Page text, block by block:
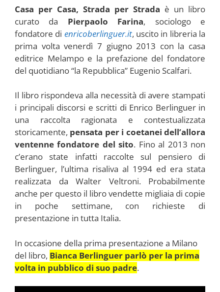
Casa per Casa, Strada per Strada è un libro
curato da Pierpaolo Farina, sociologo e
fondatore di enricoberlinguer.it, uscito in libreria la
prima volta venerdì 7 giugno 2013 con la casa
editrice Melampo e la prefazione del fondatore
del quotidiano “la Repubblica” Eugenio Scalfari.
Il libro rispondeva alla necessità di avere stampati
i principali discorsi e scritti di Enrico Berlinguer in
una raccolta ragionata e contestualizzata
storicamente, pensata per i coetanei dell’allora
ventenne fondatore del sito. Fino al 2013 non
c’erano state infatti raccolte sul pensiero di
Berlinguer, l’ultima risaliva al 1994 ed era stata
realizzata da Walter Veltroni. Probabilmente
anche per questo il libro vendette migliaia di copie
in poche settimane, con richieste di
presentazione in tutta Italia.
In occasione della prima presentazione a Milano
del libro, Bianca Berlinguer parlò per la prima
volta in pubblico di suo padre.